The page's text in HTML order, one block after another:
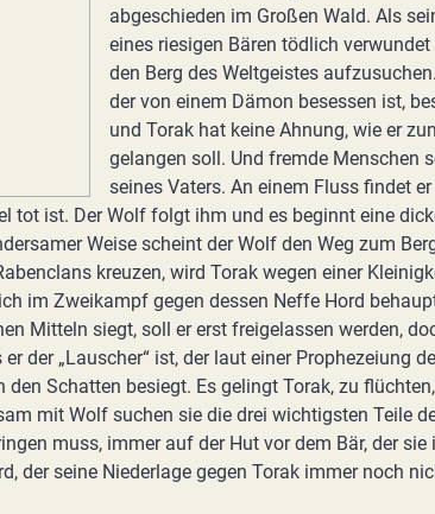
abgeschieden im Großen Wald. Als
eines riesigen Bären tödlich
den Berg des Weltgeistes
der von einem Dämon besessen ist,
und Torak hat keine Ahnung, wie er
gelangen soll. Und fremde Menschen
seines Vaters. An einem Fluss findet
tot ist. Der Wolf folgt ihm und es beginnt eine
Weise scheint der Wolf den Weg zum
kreuzen, wird Torak wegen einer
im Zweikampf gegen dessen Neffe Hord
Mitteln siegt, soll er erst freigelassen werden,
der „Lauscher“ ist, der laut einer Prophezeiung
den Schatten besiegt. Es gelingt Torak, zu
mit Wolf suchen sie die drei wichtigsten Teile
muss, immer auf der Hut vor dem Bär, der
der seine Niederlage gegen Torak immer noch